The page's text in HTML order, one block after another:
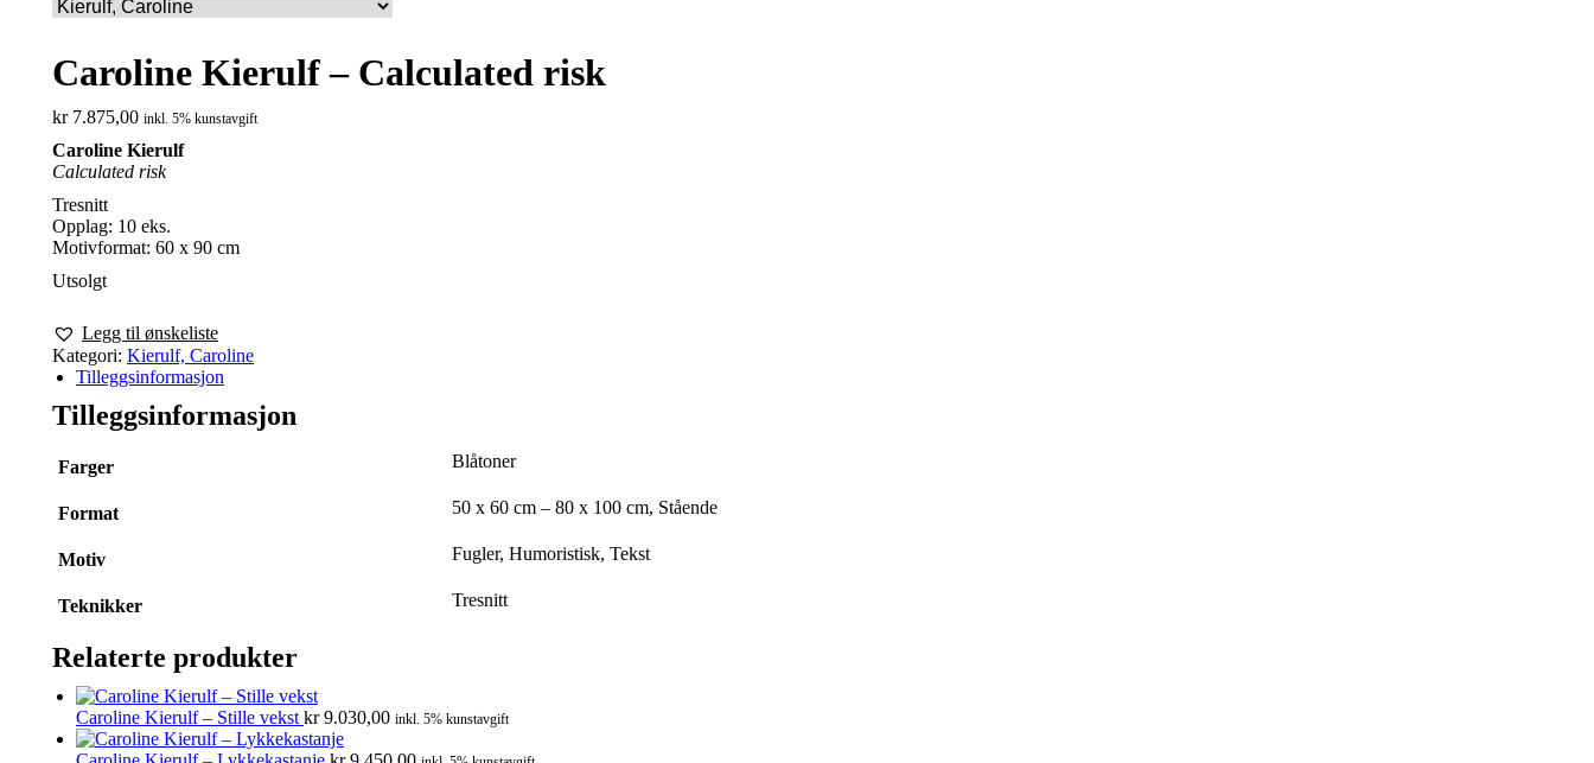
Caroline Kierulf – Calculated risk
kr7.875,00 inkl. 5% kunstavgift
Caroline Kierulf
Calculated risk
Tresnitt
Opplag: 10 eks.
Motivformat: 60 x 90 cm
Utsolgt
Legg til ønskeliste
Kategori: Kierulf, Caroline
Tilleggsinformasjon
Tilleggsinformasjon
Farger Blåtoner
Format 50 x 60 cm – 80 x 100 cm, Stående
Motiv Fugler, Humoristisk, Tekst
Teknikker Tresnitt
Relaterte produkter
Caroline Kierulf – Stille vekst kr9.030,00 inkl. 5% kunstavgift